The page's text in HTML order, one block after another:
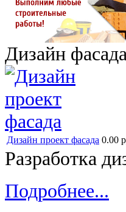
Дизайн
Дизайн проект фасада 0.00
Разработка
Подробнее...